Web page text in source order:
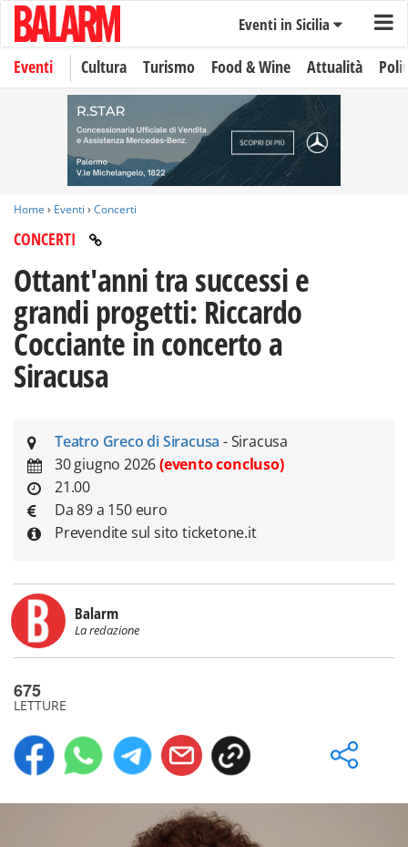
Eventi in Sicilia
Eventi Cultura Turismo Food & Wine Attualità
Home › Eventi › Concerti
CONCERTI
Ottant'anni tra successi e
grandi progetti: Riccardo
Cocciante in concerto a
Siracusa
Teatro Greco di Siracusa - Siracusa
30 giugno 2026(evento concluso)
21.00
Da 89 a 150 euro
Prevendite sul sito ticketone.it
Balarm
La redazione
675
LETTURE